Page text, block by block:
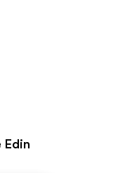
Edin